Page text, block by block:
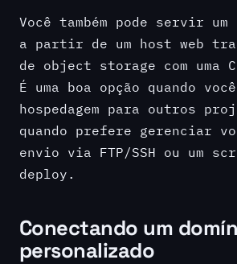
Você também pode servir
a partir de um host web
de object storage com uma
É uma boa opção quando
hospedagem para outros
quando prefere gerenciar
envio via FTP/SSH ou um
deploy.
Conectando um
personalizado